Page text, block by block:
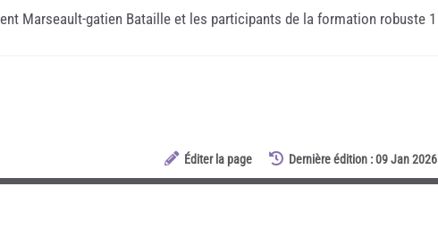
Marseault-gatien Bataille et les participants de la formation robuste 1
Éditer la page Dernière édition : 09 Jan 2026